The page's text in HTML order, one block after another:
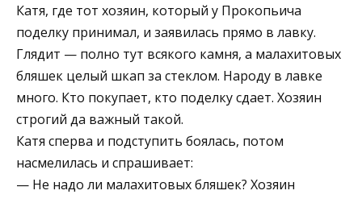
Катя, где тот хозяин, который у Прокопьича
поделку принимал, и заявилась прямо в лавку.
Глядит — полно тут всякого камня, а малахитовых
бляшек целый шкап за стеклом. Народу в лавке
много. Кто покупает, кто поделку сдает. Хозяин
строгий да важный такой.
Катя сперва и подступить боялась, потом
насмелилась и спрашивает:
— Не надо ли малахитовых бляшек? Хозяин